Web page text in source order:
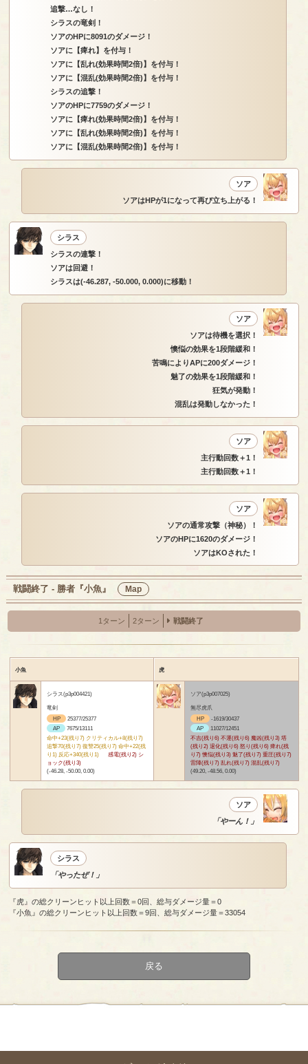
追撃…なし！
シラスの竜剣！
ソアのHPに8091のダメージ！
ソアに【痺れ】を付与！
ソアに【乱れ(効果時間2倍)】を付与！
ソアに【混乱(効果時間2倍)】を付与！
シラスの追撃！
ソアのHPに7759のダメージ！
ソアに【痺れ(効果時間2倍)】を付与！
ソアに【乱れ(効果時間2倍)】を付与！
ソアに【混乱(効果時間2倍)】を付与！
ソア
ソアはHPが1になって再び立ち上がる！
シラス
シラスの連撃！
ソアは回避！
シラスは(-46.287, -50.000, 0.000)に移動！
ソア
ソアは待機を選択！
懊悩の効果を1段階緩和！
苦鳴によりAPに200ダメージ！
魅了の効果を1段階緩和！
狂気が発動！
混乱は発動しなかった！
ソア
主行動回数＋1！
主行動回数＋1！
ソア
ソアの通常攻撃（神秘）！
ソアのHPに1620のダメージ！
ソアはKOされた！
戦闘終了 - 勝者『小魚』 Map
1ターン 2ターン 戦闘終了
小魚 虎
シラス(p3p004421)
竜剣
HP
25377/25377
AP
7675/13111
命中+23(残り7) クリティカル+8(残り7)
追撃70(残り7) 復讐25(残り7) 命中+22(残
り1) 反応+340(残り1)
感電(残り2) シ
ョック(残り3)
(-46.28, -50.00, 0.00)
ソア(p3p007025)
無尽虎爪
HP
-1619/30437
AP
11027/12451
不吉(残り6) 不運(残り6) 魔凶(残り3) 塔
(残り2) 退化(残り6) 怒り(残り6) 痺れ(残
り7) 懊悩(残り3) 魅了(残り7) 重圧(残り7)
雷陣(残り7) 乱れ(残り7) 混乱(残り7)
(49.20, -48.56, 0.00)
ソア
「やーん！」
シラス
「やったぜ！」
『虎』の総クリーンヒット以上回数＝0回、総与ダメージ量＝0
『小魚』の総クリーンヒット以上回数＝9回、総与ダメージ量＝33054
戻る